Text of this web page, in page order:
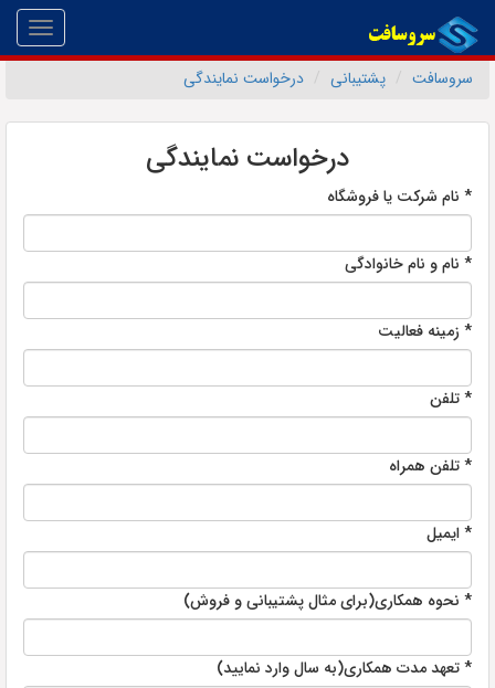
سروسافت
پشتیبانی درخواست نمایندگی
درخواست نمایندگی
* نام شرکت یا فروشگاه
* نام و نام خانوادگی
* زمینه فعالیت
* تلفن
* تلفن همراه
* ایمیل
* نحوه همکاری(برای مثال پشتیبانی و فروش)
* تعهد مدت همکاری(به سال وارد نمایید)